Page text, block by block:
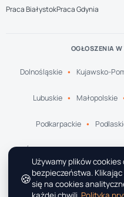
Praca BiałystokPraca Gdynia
OGŁOSZENIA
Dolnośląskie Kujawsko-
Lubuskie Małopolskie
Podkarpackie
Świętokrzyskie
🍪
Używamy plików
bezpieczeństwa.
się na cookies